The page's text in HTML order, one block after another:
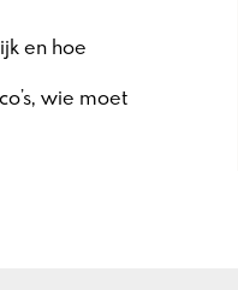
en hoe
wie moet